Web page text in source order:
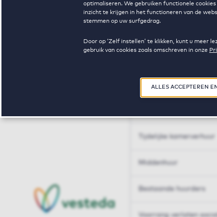
optimaliseren. We gebruiken functionele
inzicht te krijgen in het functioneren van de
stemmen op uw surfgedrag.
Door op ‘Zelf instellen’ te klikken, kunt u meer
gebruik van cookies zoals omschreven in onze
ALLES ACCEPTEREN
Huren op maat
Tijdelijke kamerverhuur
Middenhuur
Bestaande huurders
Voorrang verlaten